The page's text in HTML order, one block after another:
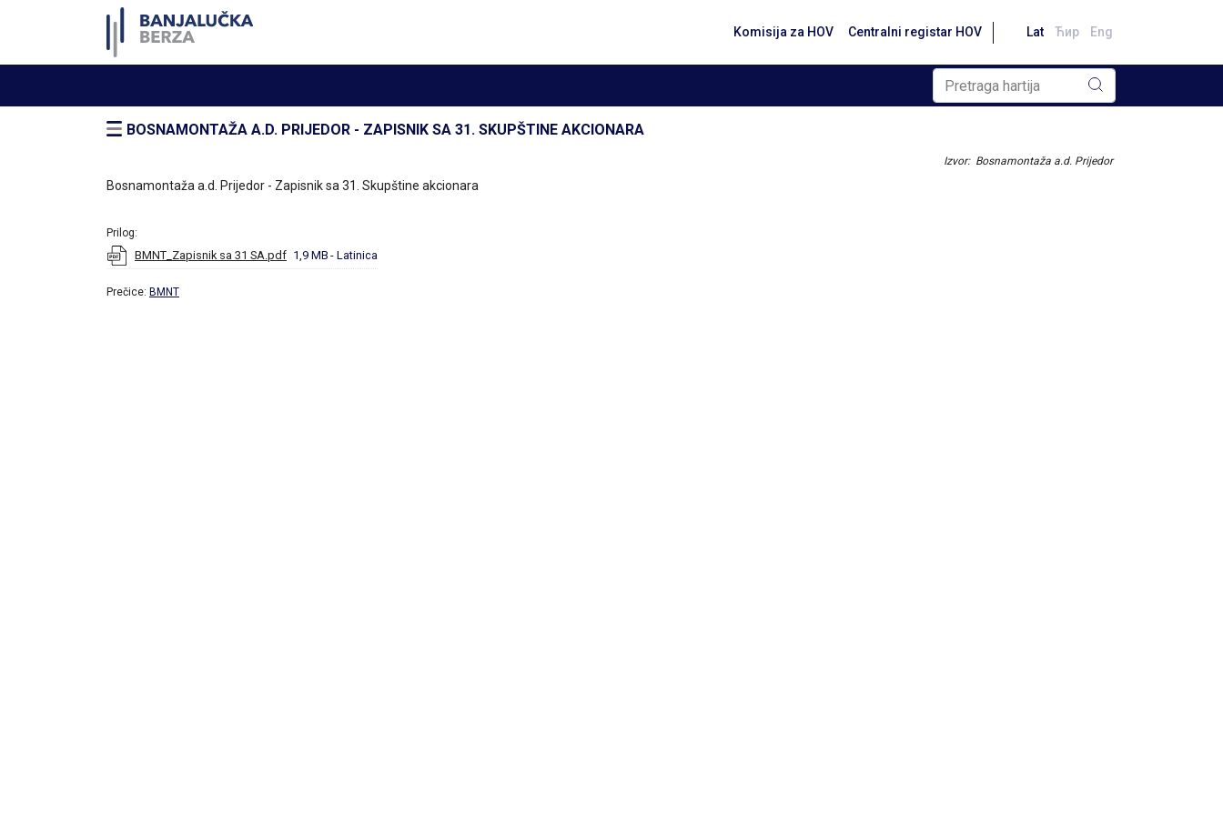
Komisija za HOV Centralni registar HOV Lat Ћир Eng
BOSNAMONTAŽA A.D. PRIJEDOR - ZAPISNIK SA 31. SKUPŠTINE AKCIONARA
Izvor: Bosnamontaža a.d. Prijedor
Bosnamontaža a.d. Prijedor - Zapisnik sa 31. Skupštine akcionara
Prilog:
BMNT_Zapisnik sa 31 SA.pdf 1,9 MB - Latinica
Prečice: BMNT